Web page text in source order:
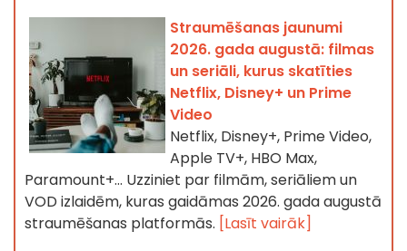
Straumēšanas jaunumi
2026. gada augustā: filmas
un seriāli, kurus skatīties
Netflix, Disney+ un Prime
Video
Netflix, Disney+, Prime Video,
Apple TV+, HBO Max,
Paramount+… Uzziniet par filmām, seriāliem un
VOD izlaidēm, kuras gaidāmas 2026. gada augustā
straumēšanas platformās. [Lasīt vairāk]